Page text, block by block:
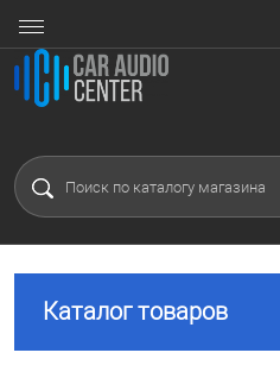
Каталог товаров